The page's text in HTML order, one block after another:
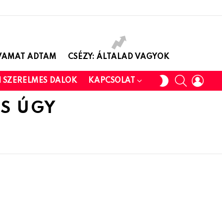
ADTAM CSÉZY: ÁLTALAD VAGYOK
SZERELMES DALOK KAPCSOLAT
SWITCH
SKIN
SEARCH
ÚGY